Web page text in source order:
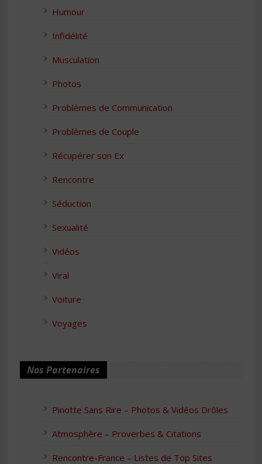
Humour
Infidélité
Musculation
Photos
Problèmes de Communication
Problèmes de Couple
Récupérer son Ex
Rencontre
Séduction
Sexualité
Vidéos
Viral
Voiture
Voyages
Nos Partenaires
Pinotte Sans Rire – Photos & Vidéos Drôles
Atmosphère – Proverbes & Citations
Rencontre-France – Listes de Top Sites